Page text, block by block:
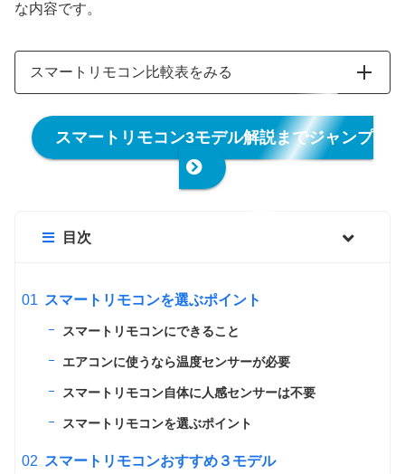
な内容です。
スマートリモコン比較表をみる
スマートリモコン3モデル解説までジャンプ
目次
スマートリモコンを選ぶポイント
スマートリモコンにできること
エアコンに使うなら温度センサーが必要
スマートリモコン自体に人感センサーは不要
スマートリモコンを選ぶポイント
スマートリモコンおすすめ３モデル